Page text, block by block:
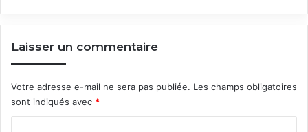
Laisser un commentaire
Votre adresse e-mail ne sera pas publiée. Les champs obligatoires
sont indiqués avec *